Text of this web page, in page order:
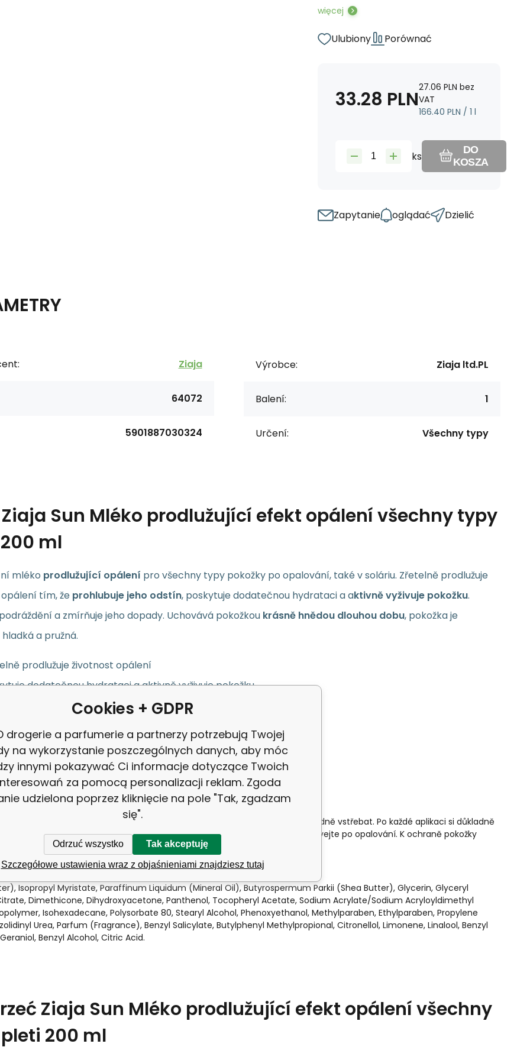
więcej
Ulubiony Porównać
33.28 PLN27.06 PLN bez
VAT
166.40 PLN / 1 l
ks
DO
KOSZA
Zapytanie oglądać Dzielić
Ziaja
64072
5901887030324
Výrobce: Ziaja ltd.PL
Balení: 1
Určení: Všechny typy
Ziaja Sun Mléko prodlužující efekt opálení všechny typy
ml
mléko prodlužující opálení pro všechny typy pokožky po opalování, také v soláriu. Zřetelně prodlužuje
tím, že prohlubuje jeho odstín, poskytuje dodatečnou hydrataci a aktivně vyživuje pokožku.
a zmírňuje jeho dopady. Uchovává pokožkou krásně hnědou dlouhou dobu, pokožka je
a pružná.
prodlužuje životnost opálení
dodatečnou hydrataci a aktivně vyživuje pokožku
podráždění a zmírňuje jeho dopady
je dokonale hladká a pružná
Všechny typy
mléko naneste rovnoměrně na pokožku a jemně rozetřete. Nechte důkladně vstřebat. Po každé aplikaci si důkladně
Zamezte kontaktu s oděvy, dokud není přípravek vstřebán pokožkou. Používejte po opalování. K ochraně pokožky
použijte emulzi s příslušným ochranným SPF faktorem.
Isopropyl Myristate, Paraffinum Liquidum (Mineral Oil), Butyrospermum Parkii (Shea Butter), Glycerin, Glyceryl
Dimethicone, Dihydroxyacetone, Panthenol, Tocopheryl Acetate, Sodium Acrylate/Sodium Acryloyldimethyl
Isohexadecane, Polysorbate 80, Stearyl Alcohol, Phenoxyethanol, Methylparaben, Ethylparaben, Propylene
Urea, Parfum (Fragrance), Benzyl Salicylate, Butylphenyl Methylpropional, Citronellol, Limonene, Linalool, Benzyl
Benzyl Alcohol, Citric Acid.
Ziaja Sun Mléko prodlužující efekt opálení všechny
200 ml
Cookies + GDPR
drogerie a parfumerie a partnerzy potrzebują Twojej
na wykorzystanie poszczególnych danych, aby móc
innymi pokazywać Ci informacje dotyczące Twoich
za pomocą personalizacji reklam. Zgoda
udzielona poprzez kliknięcie na pole "Tak, zgadzam
się".
Odrzuć wszystko Tak akceptuję
Szczegółowe ustawienia wraz z objaśnieniami znajdziesz tutaj